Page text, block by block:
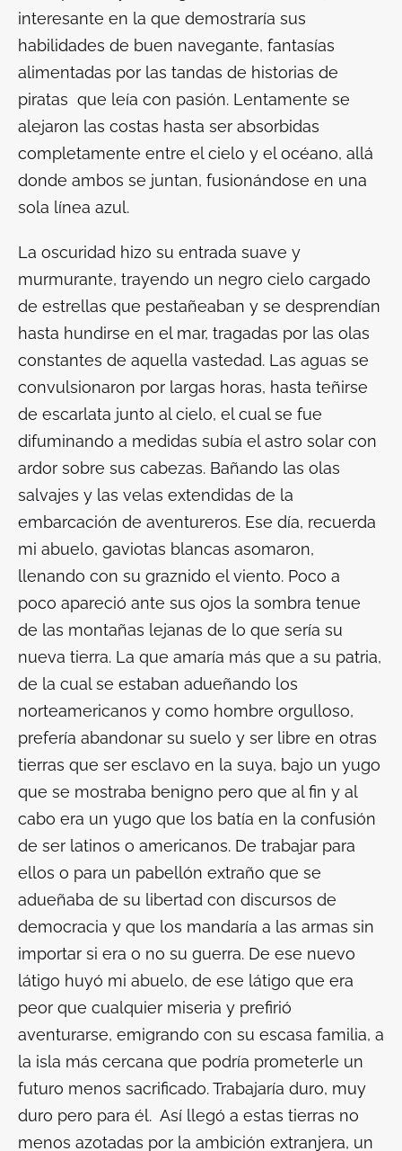
interesante en la que demostraría sus
habilidades de buen navegante, fantasías
alimentadas por las tandas de historias de
piratas que leía con pasión. Lentamente se
alejaron las costas hasta ser absorbidas
completamente entre el cielo y el océano, allá
donde ambos se juntan, fusionándose en una
sola línea azul.
La oscuridad hizo su entrada suave y
murmurante, trayendo un negro cielo cargado
de estrellas que pestañeaban y se desprendían
hasta hundirse en el mar, tragadas por las olas
constantes de aquella vastedad. Las aguas se
convulsionaron por largas horas, hasta teñirse
de escarlata junto al cielo, el cual se fue
difuminando a medidas subía el astro solar con
ardor sobre sus cabezas. Bañando las olas
salvajes y las velas extendidas de la
embarcación de aventureros. Ese día, recuerda
mi abuelo, gaviotas blancas asomaron,
llenando con su graznido el viento. Poco a
poco apareció ante sus ojos la sombra tenue
de las montañas lejanas de lo que sería su
nueva tierra. La que amaría más que a su patria,
de la cual se estaban adueñando los
norteamericanos y como hombre orgulloso,
prefería abandonar su suelo y ser libre en otras
tierras que ser esclavo en la suya, bajo un yugo
que se mostraba benigno pero que al fin y al
cabo era un yugo que los batía en la confusión
de ser latinos o americanos. De trabajar para
ellos o para un pabellón extraño que se
adueñaba de su libertad con discursos de
democracia y que los mandaría a las armas sin
importar si era o no su guerra. De ese nuevo
látigo huyó mi abuelo, de ese látigo que era
peor que cualquier miseria y prefirió
aventurarse, emigrando con su escasa familia, a
la isla más cercana que podría prometerle un
futuro menos sacrificado. Trabajaría duro, muy
duro pero para él. Así llegó a estas tierras no
menos azotadas por la ambición extranjera, un